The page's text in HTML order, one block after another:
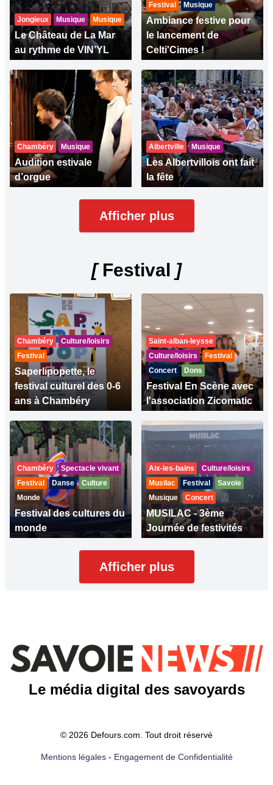
Jongieux Musique Musique
Le Château de La Mar
au rythme de VIN’YL
Festival
Musique
Ambiance festive pour
le lancement de
Celti'Cimes !
Chambéry Musique
Audition estivale
d’orgue
Albertville Musique
Les Albertvillois ont fait
la fête
Afficher plus
[Festival ]
Chambéry
Culture/loisirs
Festival
Saperlipopette, le
festival culturel des 0-6
ans à Chambéry
Saint-alban-leysse
Culture/loisirs
Festival
Concert
Dons
Festival En Scène avec
l'association Zicomatic
Chambéry
Spectacle vivant
Festival
Danse
Culture
Monde
Festival des cultures du
monde
Aix-les-bains
Culture/loisirs
Musilac
Festival
Savoie
Musique
Concert
MUSILAC - 3ème
Journée de festivités
Afficher plus
Le média digital des savoyards
© 2026 Defours.com. Tout droit réservé
Mentions légales- Engagement de Confidentialité